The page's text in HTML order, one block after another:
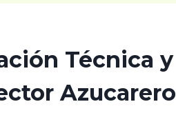
Técnica y
Azucarero